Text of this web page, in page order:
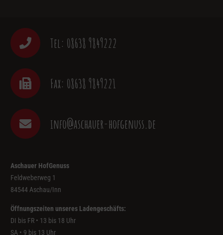
Tel: 08638 9849222
Fax: 08638 9849221
info@aschauer-hofgenuss.de
Aschauer HofGenuss
Feldweberweg 1
84544 Aschau/Inn
Öffnungszeiten unseres Ladengeschäfts:
DI bis FR • 13 bis 18 Uhr
SA • 9 bis 13 Uhr